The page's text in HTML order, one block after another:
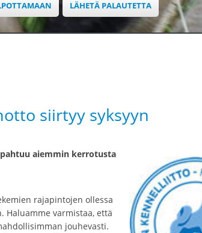
LÄHETÄ PALAUTETTA
siirtyy syksyyn
aiemmin kerrotusta
rajapintojen ollessa
Haluamme varmistaa, että
jouhevasti.